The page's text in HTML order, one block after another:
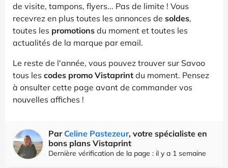
de visite, tampons, flyers... Pas de limite ! Vous
recevrez en plus toutes les annonces de soldes,
toutes les promotions du moment et toutes les
actualités de la marque par email.
Le reste de l'année, vous pouvez trouver sur Savoo
tous les codes promo Vistaprint du moment. Pensez
à onsulter cette page avant de commander vos
nouvelles affiches !
Par Celine Pastezeur, votre spécialiste en
bons plans Vistaprint
Dernière vérification de la page : il y a 1 semaine